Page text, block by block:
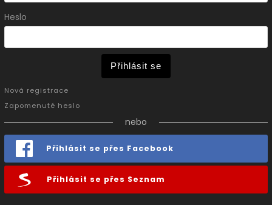
Heslo
Přihlásit se
Nová registrace
Zapomenuté heslo
nebo
Přihlásit se přes Facebook
Přihlásit se přes Seznam